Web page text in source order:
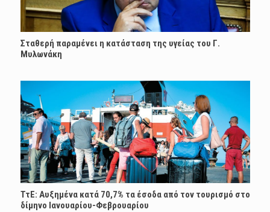
Σταθερή παραμένει η κατάσταση της υγείας του Γ.
Μυλωνάκη
ΤτΕ: Αυξημένα κατά 70,7% τα έσοδα από τον τουρισμό στο
δίμηνο Ιανουαρίου-Φεβρουαρίου